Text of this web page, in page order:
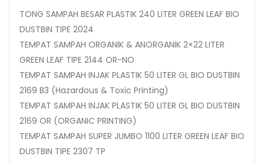
TONG SAMPAH BESAR PLASTIK 240 LITER GREEN LEAF BIO
DUSTBIN TIPE 2024
TEMPAT SAMPAH ORGANIK & ANORGANIK 2×22 LITER
GREEN LEAF TIPE 2144 OR-NO
TEMPAT SAMPAH INJAK PLASTIK 50 LITER GL BIO DUSTBIN
2169 B3 (Hazardous & Toxic Printing)
TEMPAT SAMPAH INJAK PLASTIK 50 LITER GL BIO DUSTBIN
2169 OR (ORGANIC PRINTING)
TEMPAT SAMPAH SUPER JUMBO 1100 LITER GREEN LEAF BIO
DUSTBIN TIPE 2307 TP